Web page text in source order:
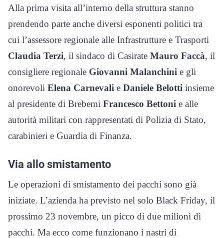
Alla prima visita all’interno della struttura stanno
prendendo parte anche diversi esponenti politici tra
cui l’assessore regionale alle Infrastrutture e Trasporti
Claudia Terzi, il sindaco di Casirate Mauro Faccà, il
consigliere regionale Giovanni Malanchini e gli
onorevoli Elena Carnevali e Daniele Belotti insieme
al presidente di Brebemi Francesco Bettoni e alle
autorità militari con rappresentati di Polizia di Stato,
carabinieri e Guardia di Finanza.
Via allo smistamento
Le operazioni di smistamento dei pacchi sono già
iniziate. L’azienda ha previsto nel solo Black Friday, il
prossimo 23 novembre, un picco di due milioni di
pacchi. Ma ecco come funzionano i nastri di